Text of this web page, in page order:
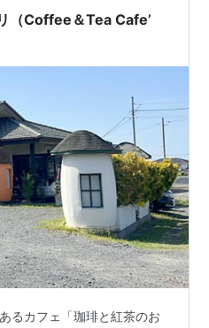
（Coffee＆Tea Cafe’
るカフェ「珈琲と紅茶のお